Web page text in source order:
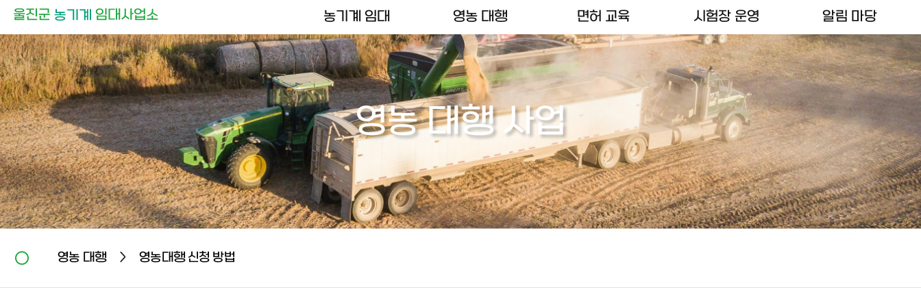
농기계 임대 영농 대행 면허 교육 시험장 운영 알림 마당
영농 대행 사업
영농 대행 영농대행 신청 방법